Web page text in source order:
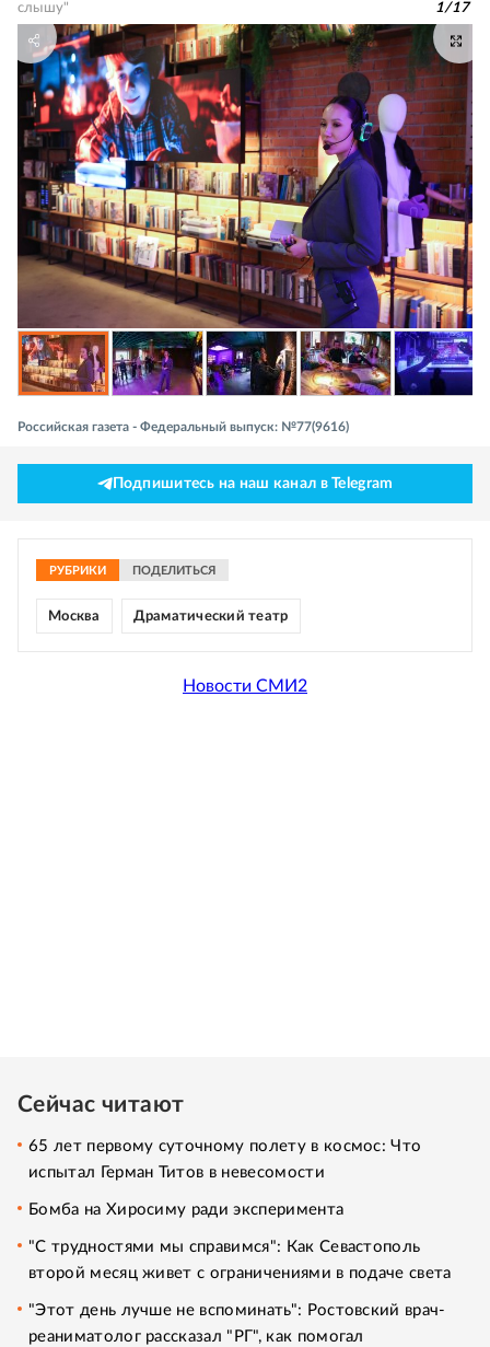
слышу"
1/17
Российская газета - Федеральный выпуск: №77(9616)
Подпишитесь на наш канал в Telegram
РУБРИКИ ПОДЕЛИТЬСЯ
Москва Драматический театр
Новости СМИ2
Сейчас читают
65 лет первому суточному полету в космос: Что
испытал Герман Титов в невесомости
Бомба на Хиросиму ради эксперимента
"С трудностями мы справимся": Как Севастополь
второй месяц живет с ограничениями в подаче света
"Этот день лучше не вспоминать": Ростовский врач-
реаниматолог рассказал "РГ", как помогал